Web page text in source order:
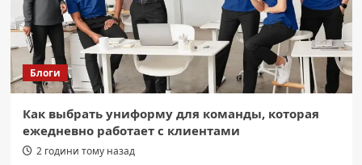
Блоги
Как выбрать униформу для команды, которая
ежедневно работает с клиентами
2 години тому назад